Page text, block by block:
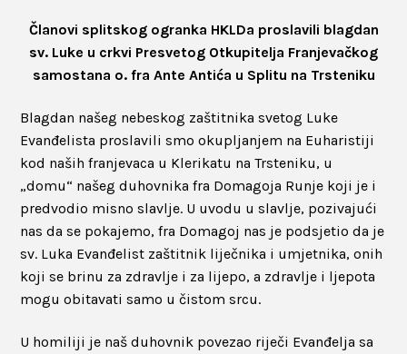
Članovi splitskog ogranka HKLDa proslavili blagdan
sv. Luke u crkvi Presvetog Otkupitelja Franjevačkog
samostana o. fra Ante Antića u Splitu na Trsteniku
Blagdan našeg nebeskog zaštitnika svetog Luke
Evanđelista proslavili smo okupljanjem na Euharistiji
kod naših franjevaca u Klerikatu na Trsteniku, u
„domu“ našeg duhovnika fra Domagoja Runje koji je i
predvodio misno slavlje. U uvodu u slavlje, pozivajući
nas da se pokajemo, fra Domagoj nas je podsjetio da je
sv. Luka Evanđelist zaštitnik liječnika i umjetnika, onih
koji se brinu za zdravlje i za lijepo, a zdravlje i ljepota
mogu obitavati samo u čistom srcu.
U homiliji je naš duhovnik povezao riječi Evanđelja sa